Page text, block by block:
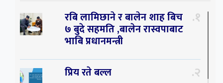
रबि लामिछाने र बालेन शाह बिच
७ बुदे सहमति ,बालेन रास्वपाबाट
भाबि प्रधानमन्त्री
१
प्रिय रते बल्ल २